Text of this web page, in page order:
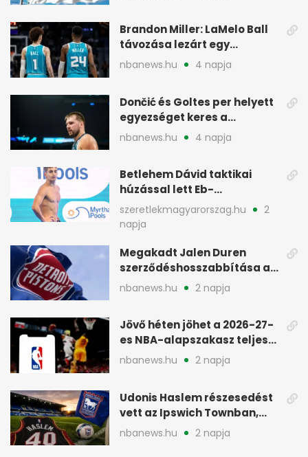
Brandon Miller: LaMelo Ball
távozása lezárt egy
korszakot a Hornetsnél
nbanews.hu 4 napja
Dončić és Goltes per helyett
egyezséget keres a
gyerekügyben
nbanews.hu 4 napja
Betlehem Dávid taktikai
húzással lett Eb-
aranyérmes Párizsban
szeretlekmagyarorszag.hu
2
napja
Megakadt Jalen Duren
szerződéshosszabbítása a
Detroit Pistonsnál
nbanews.hu 2 napja
Jövő héten jöhet a 2026-27-
es NBA-alapszakasz teljes
menetrendje
nbanews.hu 2 napja
Udonis Haslem részesedést
vett az Ipswich Townban,
Premier League-szereplés
nbanews.hu 2 napja